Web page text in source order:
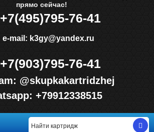
прямо сейчас!
+7(495)795-76-41
e-mail: k3gy@yandex.ru
+7(903)795-76-41
@skupkakartridzhej
+79912338515